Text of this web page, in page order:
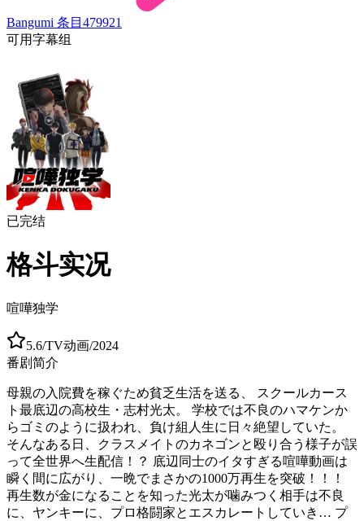
Bangumi 条目 479921
可用字幕组
已完结
格斗实况
喧嘩独学
5.6/TV动画/2024
番剧简介
母親の入院費を稼ぐため貧乏生活を送る、 スクールカース
ト最底辺の高校生・志村光太。 学校では不良のハマケンか
らゴミのように扱われ、負け組人生に日々絶望していた。
そんなある日、クラスメイトのカネゴンと殴り合う様子が誤
って全世界へ生配信！？ 底辺同士のイタすぎる喧嘩動画は
瞬く間に広がり、一晩でまさかの1000万再生を突破！！！
再生数が金になることを知った光太が噛みつく相手は不良
に、ヤンキーに、プロ格闘家とエスカレートしていき… プ